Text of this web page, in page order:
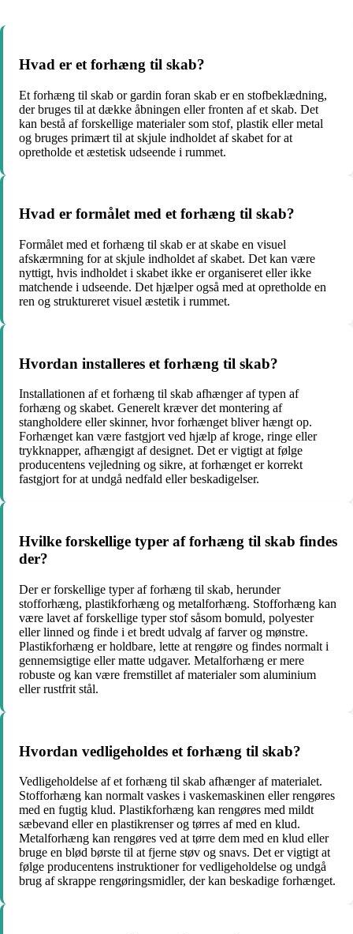
Hvad er et forhæng til skab?
Et forhæng til skab or gardin foran skab er en stofbeklædning,
der bruges til at dække åbningen eller fronten af et skab. Det
kan bestå af forskellige materialer som stof, plastik eller metal
og bruges primært til at skjule indholdet af skabet for at
opretholde et æstetisk udseende i rummet.
Hvad er formålet med et forhæng til skab?
Formålet med et forhæng til skab er at skabe en visuel
afskærmning for at skjule indholdet af skabet. Det kan være
nyttigt, hvis indholdet i skabet ikke er organiseret eller ikke
matchende i udseende. Det hjælper også med at opretholde en
ren og struktureret visuel æstetik i rummet.
Hvordan installeres et forhæng til skab?
Installationen af et forhæng til skab afhænger af typen af
forhæng og skabet. Generelt kræver det montering af
stangholdere eller skinner, hvor forhænget bliver hængt op.
Forhænget kan være fastgjort ved hjælp af kroge, ringe eller
trykknapper, afhængigt af designet. Det er vigtigt at følge
producentens vejledning og sikre, at forhænget er korrekt
fastgjort for at undgå nedfald eller beskadigelser.
Hvilke forskellige typer af forhæng til skab findes
der?
Der er forskellige typer af forhæng til skab, herunder
stofforhæng, plastikforhæng og metalforhæng. Stofforhæng kan
være lavet af forskellige typer stof såsom bomuld, polyester
eller linned og finde i et bredt udvalg af farver og mønstre.
Plastikforhæng er holdbare, lette at rengøre og findes normalt i
gennemsigtige eller matte udgaver. Metalforhæng er mere
robuste og kan være fremstillet af materialer som aluminium
eller rustfrit stål.
Hvordan vedligeholdes et forhæng til skab?
Vedligeholdelse af et forhæng til skab afhænger af materialet.
Stofforhæng kan normalt vaskes i vaskemaskinen eller rengøres
med en fugtig klud. Plastikforhæng kan rengøres med mildt
sæbevand eller en plastikrenser og tørres af med en klud.
Metalforhæng kan rengøres ved at tørre dem med en klud eller
bruge en blød børste til at fjerne støv og snavs. Det er vigtigt at
følge producentens instruktioner for vedligeholdelse og undgå
brug af skrappe rengøringsmidler, der kan beskadige forhænget.